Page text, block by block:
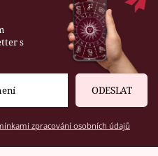
s
ODESLAT
zpracování osobních údajů